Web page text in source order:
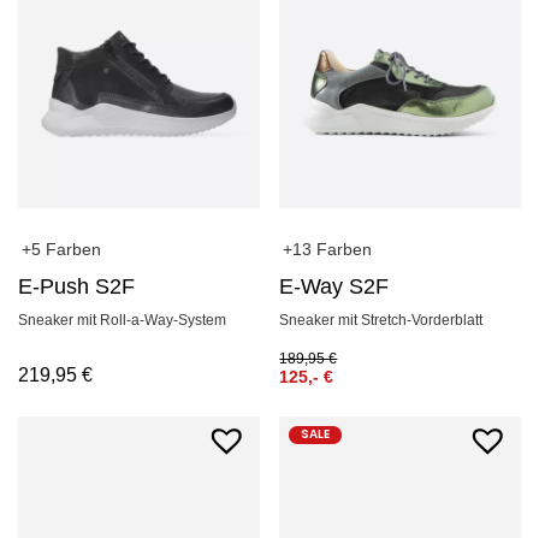
+5 Farben
E-Push S2F
Sneaker mit Roll-a-Way-System
219,95 €
+13 Farben
E-Way S2F
Sneaker mit Stretch-Vorderblatt
189,95€
125,-€
SALE